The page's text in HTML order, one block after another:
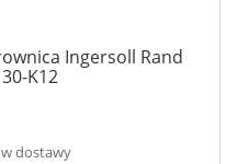
Ingersoll Rand
K12
dostawy